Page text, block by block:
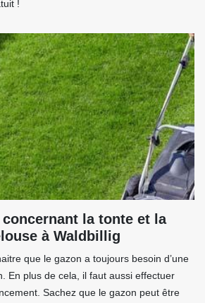
!
la tonte et la
à Waldbillig
que le gazon a toujours besoin d’une
En plus de cela, il faut aussi effectuer
Sachez que le gazon peut être